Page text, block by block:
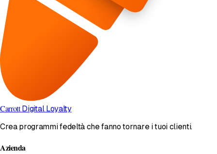
Carrott Digital Loyalty
Crea programmi fedeltà che fanno tornare i tuoi clienti.
Azienda